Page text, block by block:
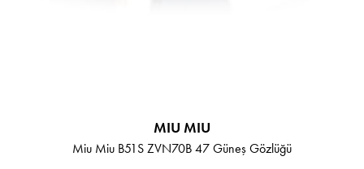
MIU MIU
Miu Miu B51S ZVN70B 47 Güneş Gözlüğü